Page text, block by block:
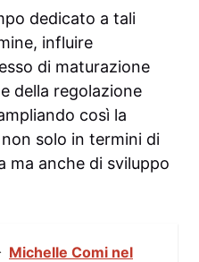
dedicato a tali
influire
di maturazione
della regolazione
così la
solo in termini di
ma anche di sviluppo
Michelle Comi nel